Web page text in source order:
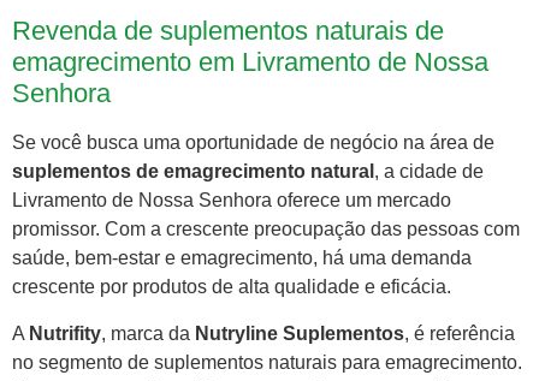
Revenda de suplementos naturais de
emagrecimento em Livramento de Nossa
Senhora
Se você busca uma oportunidade de negócio na área de
suplementos de emagrecimento natural , a cidade de
Livramento de Nossa Senhora oferece um mercado
promissor. Com a crescente preocupação das pessoas com
saúde, bem-estar e emagrecimento, há uma demanda
crescente por produtos de alta qualidade e eficácia.
A Nutrifity, marca da Nutryline Suplementos, é referência
no segmento de suplementos naturais para emagrecimento.